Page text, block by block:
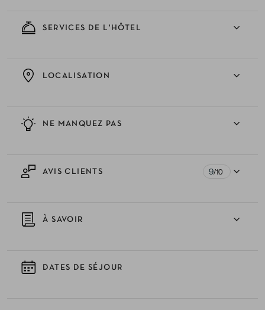
SERVICES DE L'HÔTEL
NE MANQUEZ PAS
LOCALISATION
AVIS CLIENTS 9/10
À SAVOIR
DATES DE SÉJOUR